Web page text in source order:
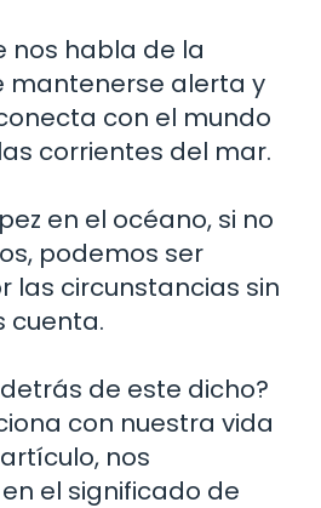
nos habla de la
mantenerse alerta y
con el mundo
corrientes del mar.
en el océano, si no
podemos ser
las circunstancias sin
cuenta.
de este dicho?
con nuestra vida
nos
el significado de